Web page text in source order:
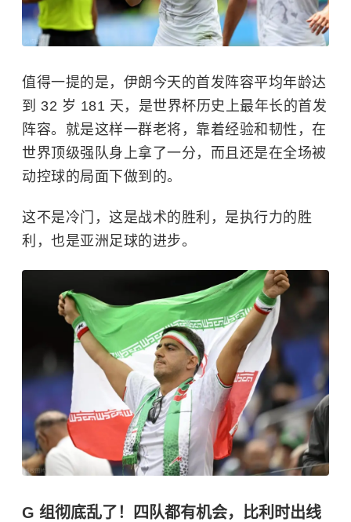
值得一提的是，伊朗今天的首发阵容平均年龄达
到 32 岁 181 天，是世界杯历史上最年长的首发
阵容。就是这样一群老将，靠着经验和韧性，在
世界顶级强队身上拿了一分，而且还是在全场被
动控球的局面下做到的。
这不是冷门，这是战术的胜利，是执行力的胜
利，也是亚洲足球的进步。
G 组彻底乱了！四队都有机会，比利时出线